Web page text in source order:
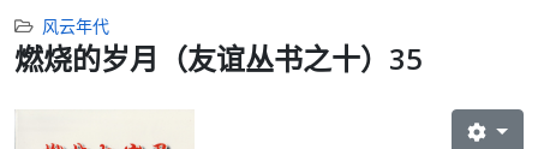
风云年代
燃烧的岁月（友谊丛书之十）35